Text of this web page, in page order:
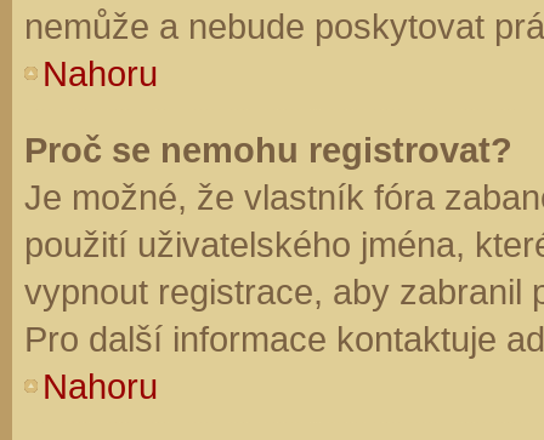
nemůže a nebude poskytovat
Nahoru
Proč se nemohu registrovat?
Je možné, že vlastník fóra
použití uživatelského jména,
vypnout registrace, aby zabranil
Pro další informace kontaktuje
Nahoru